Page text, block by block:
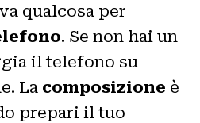
qualcosa per
. Se non hai un
il telefono su
La composizione è
prepari il tuo